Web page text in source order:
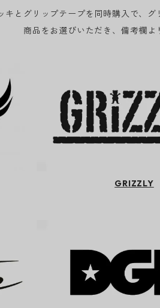
キとグリップテープを同時購入で、グ
商品をお選びいただき、備考欄よ
GRIZZLY